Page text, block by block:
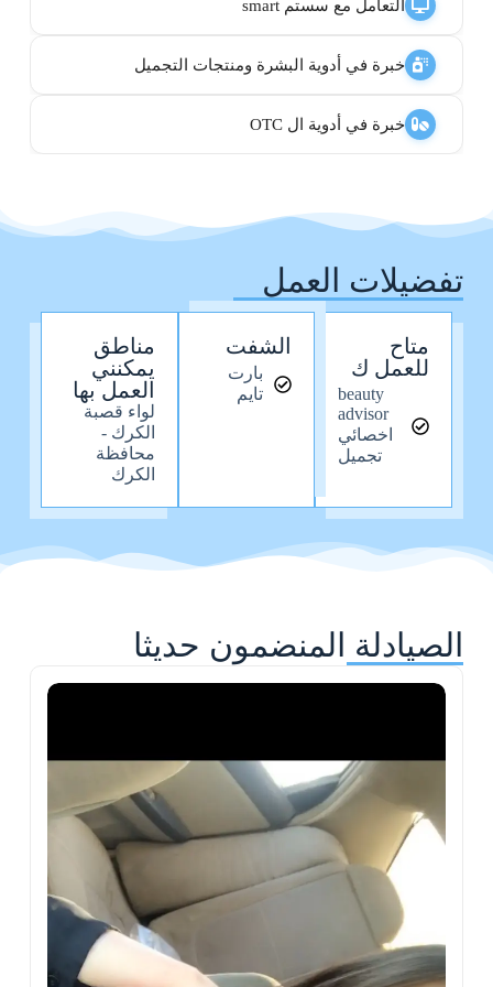
التعامل مع سستم smart
خبرة في أدوية البشرة ومنتجات التجميل
خبرة في أدوية ال OTC
تفضيلات العمل
متاح
للعمل ك
beauty
advisor
اخصائي
تجميل
الشفت
بارت
تايم
مناطق
يمكنني
العمل بها
لواء قصبة
الكرك -
محافظة
الكرك
الصيادلة المنضمون حديثا